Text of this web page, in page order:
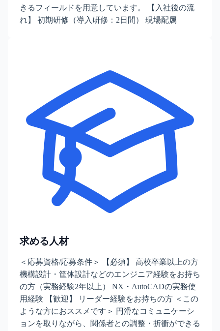
きるフィールドを用意しています。 【入社後の流
れ】 初期研修（導入研修：2日間） 現場配属
求める人材
＜応募資格/応募条件＞ 【必須】 高校卒業以上の方
機構設計・筐体設計などのエンジニア経験をお持ち
の方（実務経験2年以上） NX・AutoCADの実務使
用経験 【歓迎】 リーダー経験をお持ちの方 ＜この
ような方におススメです＞ 円滑なコミュニケーシ
ョンを取りながら、関係者との調整・折衝ができる